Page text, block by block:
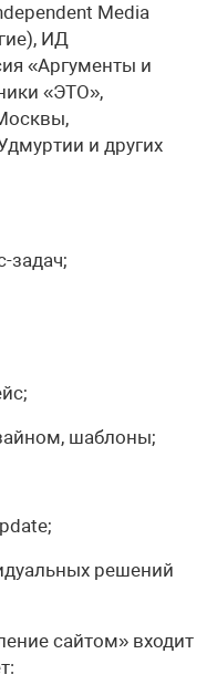
Media
ИД
«Аргументы и
«ЭТО»,
и других
задач;
шаблоны;
решений
сайтом» входит